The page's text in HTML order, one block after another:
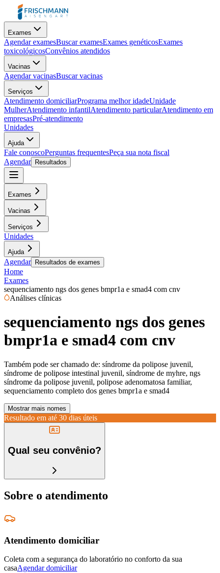
Exames
Agendar examesBuscar examesExames genéticosExames
toxicológicosConvênios atendidos
Vacinas
Agendar vacinasBuscar vacinas
Serviços
Atendimento domiciliarPrograma melhor idadeUnidade
MulherAtendimento infantilAtendimento particularAtendimento em
empresasPré-atendimento
Unidades
Ajuda
Fale conoscoPerguntas frequentesPeça sua nota fiscal
Agendar
Resultados
Exames
Vacinas
Serviços
Unidades
Ajuda
Agendar Resultados de exames
Home
Exames
sequenciamento ngs dos genes bmpr1a e smad4 com cnv
Análises clínicas
sequenciamento ngs dos genes
bmpr1a e smad4 com cnv
Também pode ser chamado de: síndrome da polipose juvenil,
síndrome de polipose intestinal juvenil, síndrome de myhre, ngs
síndrome da polipose juvenil, polipose adenomatosa familiar,
sequenciamento completo dos genes bmpr1a e smad4
Mostrar mais nomes
Resultado em até 30 dias úteis
Qual seu convênio?
Sobre o atendimento
Atendimento domiciliar
Coleta com a segurança do laboratório no conforto da sua
casaAgendar domiciliar